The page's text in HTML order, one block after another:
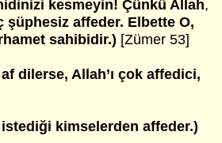
kesmeyin! Çünkü Allah,
şüphesiz affeder. Elbette O,
sahibidir.) [Zümer 53]
dilerse, Allah’ı çok affedici,
kimselerden affeder.)